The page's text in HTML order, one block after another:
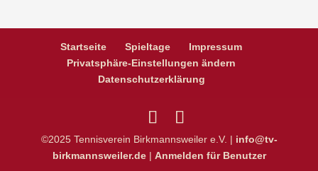
Startseite Spieltage
Impressum
Privatsphäre-Einstellungen ändern
Datenschutzerklärung
©2025 Tennisverein Birkmannsweiler e.V. | info@tv-
birkmannsweiler.de| Anmelden für Benutzer